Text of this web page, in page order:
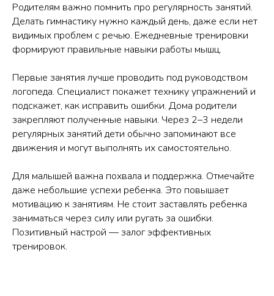
Родителям важно помнить про регулярность занятий.
Делать гимнастику нужно каждый день, даже если нет
видимых проблем с речью. Ежедневные тренировки
формируют правильные навыки работы мышц.
Первые занятия лучше проводить под руководством
логопеда. Специалист покажет технику упражнений и
подскажет, как исправить ошибки. Дома родители
закрепляют полученные навыки. Через 2–3 недели
регулярных занятий дети обычно запоминают все
движения и могут выполнять их самостоятельно.
Для малышей важна похвала и поддержка. Отмечайте
даже небольшие успехи ребенка. Это повышает
мотивацию к занятиям. Не стоит заставлять ребенка
заниматься через силу или ругать за ошибки.
Позитивный настрой — залог эффективных
тренировок.